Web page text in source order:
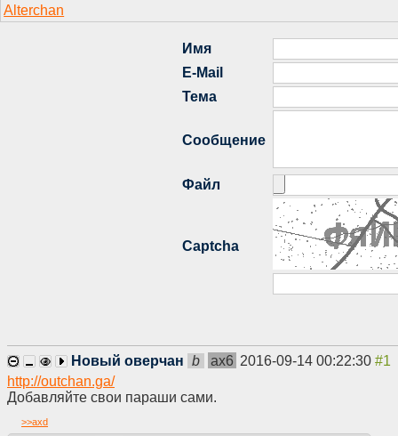
Новый оверчан b ax6 2016-09-14 00:22:30
http://outchan.ga/
Добавляйте свои параши сами.
>>axd